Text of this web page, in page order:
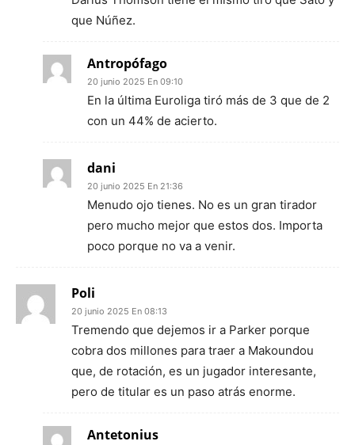
que Núñez.
Antropófago
20 junio 2025 En 09:10
En la última Euroliga tiró más de 3 que de 2
con un 44% de acierto.
dani
20 junio 2025 En 21:36
Menudo ojo tienes. No es un gran tirador
pero mucho mejor que estos dos. Importa
poco porque no va a venir.
Poli
20 junio 2025 En 08:13
Tremendo que dejemos ir a Parker porque
cobra dos millones para traer a Makoundou
que, de rotación, es un jugador interesante,
pero de titular es un paso atrás enorme.
Antetonius